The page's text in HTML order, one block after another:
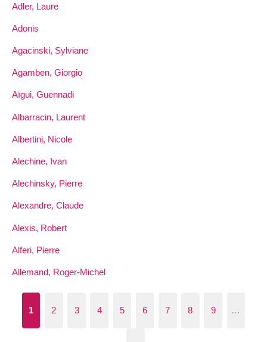
Adler, Laure
Adonis
Agacinski, Sylviane
Agamben, Giorgio
Aïgui, Guennadi
Albarracin, Laurent
Albertini, Nicole
Alechine, Ivan
Alechinsky, Pierre
Alexandre, Claude
Alexis, Robert
Alferi, Pierre
Allemand, Roger-Michel
1 2 3 4 5 6 7 8 9 …